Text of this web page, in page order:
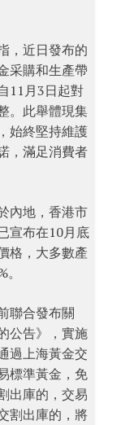
，近日發布的
采購和生產帶
11月3日起對
。此舉體現集
始終堅持維護
，滿足消費者
內地，香港市
宣布在10月底
格，大多數產
聯合發布關
公告》，實施
過上海黃金交
標準黃金，免
出庫的，交易
割出庫的，將